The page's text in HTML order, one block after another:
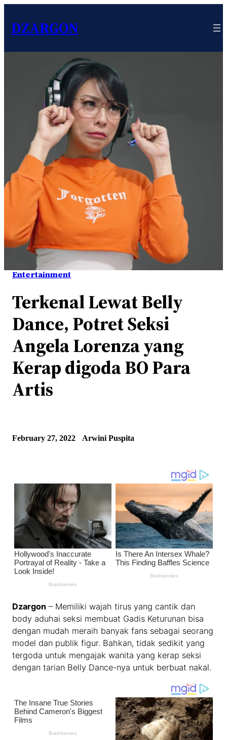
DZARGON
Entertainment
Terkenal Lewat Belly
Dance, Potret Seksi
Angela Lorenza yang
Kerap digoda BO Para
Artis
February 27, 2022 Arwini Puspita
Dzargon – Memiliki wajah tirus yang cantik dan
body aduhai seksi membuat Gadis Keturunan bisa
dengan mudah meraih banyak fans sebagai seorang
model dan publik figur. Bahkan, tidak sedikit yang
tergoda untuk mengajak wanita yang kerap seksi
dengan tarian Belly Dance-nya untuk berbuat nakal.